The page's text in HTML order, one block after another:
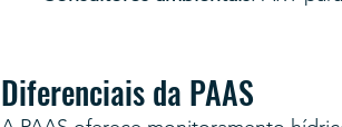
Diferenciais da PAAS